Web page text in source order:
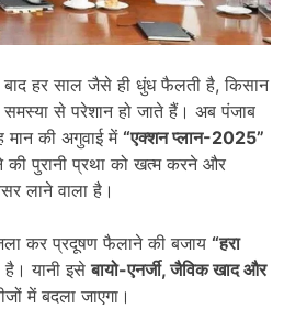
बाद हर साल जैसे ही धुंध फैलती है, किसान
से परेशान हो जाते हैं। अब पंजाब
मान की अगुवाई में “एक्शन प्लान-2025”
की पुरानी प्रथा को खत्म करने और
लाने वाला है।
कर प्रदूषण फैलाने की बजाय “हरा
है। यानी इसेबायो-एनर्जी,जैविक खाद और
में बदला जाएगा।